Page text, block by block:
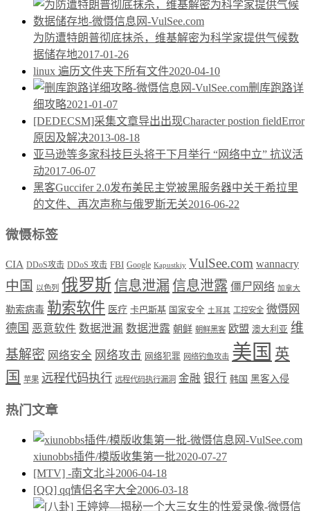
为防遭特朗普彻底抹杀，维基解密为科学家提供气候数
据储存地2017-01-26
linux 遍历文件夹下所有文件2020-04-10
删库跑路详
细攻略2021-01-07
[DEDECSM]采集文章导出出现Character postion fieldError
原因及解决2013-08-18
亚马逊等多家科技巨头将于下月举行 “网络中立” 抗议活
动2017-06-07
黑客Guccifer 2.0发布美民主党被黑服务器中关于希拉里
的文件、再次声称与俄罗斯无关2016-06-22
微慑标签
CIA DDoS攻击 DDoS 攻击 FBI Google Kapustkiy VulSee.com wannacry
中国 以色列 俄罗斯信息泄漏信息泄露 僵尸网络 加拿大
勒索病毒 勒索软件 医疗 卡巴斯基 国家安全 土耳其 工控安全 微慑网
德国 恶意软件 数据泄漏 数据泄露 朝鲜 朝鲜黑客 欧盟 澳大利亚 维
基解密 网络安全 网络攻击 网络犯罪 网络钓鱼攻击 美国 英
国
苹果 远程代码执行 远程代码执行漏洞 金融 银行 韩国 黑客入侵
热门文章
xiunobbs插件/模版收集第一批2020-07-27
[MTV] -南文北斗2006-04-18
[QQ] qq情侣名字大全2006-03-18